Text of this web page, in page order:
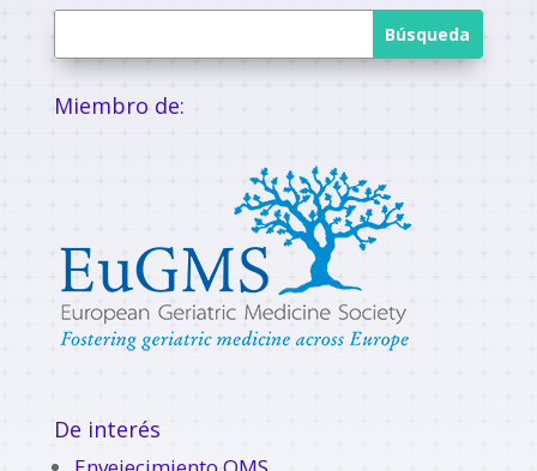
Miembro de:
De interés